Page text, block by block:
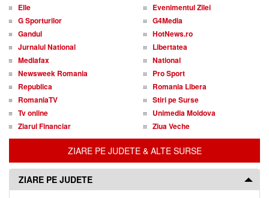
Elle
Evenimentul Zilei
G Sporturilor
G4Media
Gandul
HotNews.ro
Jurnalul National
Libertatea
Mediafax
National
Newsweek Romania
Pro Sport
Republica
Romania Libera
RomaniaTV
Stiri pe Surse
Tv online
Unimedia Moldova
Ziarul Financiar
Ziua Veche
ZIARE PE JUDETE & ALTE SURSE
ZIARE PE JUDETE